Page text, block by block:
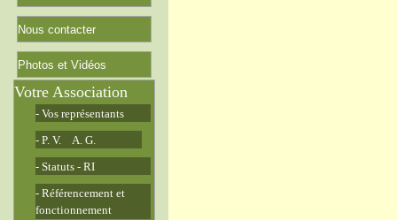
- Référencement et
fonctionnement
- Statuts - RI
- Vos représentants
Votre Association
- P. V. A. G.
Nous contacter
Photos et Vidéos